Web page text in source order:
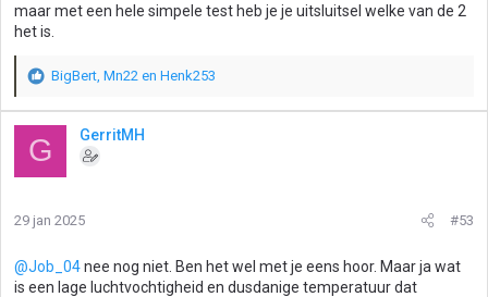
maar met een hele simpele test heb je je uitsluitsel welke van de 2
het is.
W
a
d
e
i
g
BigBert Mn22 en Henk253
G GerritMH
29 jan 2025 #53
@Job_04nee nog niet. Ben het wel met je eens hoor. Maar ja wat
is een lage luchtvochtigheid en dusdanige temperatuur dat